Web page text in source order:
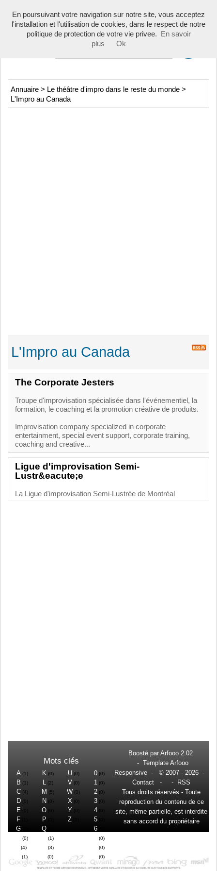
Toggle
Annuaire > Le théâtre d'impro dans le reste du monde >
L'Impro au Canada
L'Impro au Canada
The Corporate Jesters
Troupe d'improvisation spécialisée dans l'événementiel, la
formation, le coaching et la promotion créative de produits.
Improvisation company specialized in corporate
entertainment, special event support, corporate training,
coaching and creative...
Ligue d'improvisation Semi-
Lustr&eacute;e
La Ligue d'improvisation Semi-Lustrée de Montréal
Mots clés
A (1)
B (1)
C(4)
D(0)
E
F
G
(0)
(4)
(1)
K (0)
L (2)
M (5)
N (0)
O
P
Q
(1)
(3)
(0)
U(0)
V (0)
W (0)
X (0)
Y
Z
0(0)
1 (0)
2(0)
3(0)
4(0)
5(0)
6(0)
(0)
(0)
(0)
Boosté par Arfooo 2.02
- Template Arfooo
Responsive - © 2007 - 2026 -
Contact - -
RSS
Tous droits réservés - Toute
reproduction du contenu de ce
site, même partielle, est interdite
sans accord du propriétaire
En poursuivant votre navigation sur notre site, vous acceptez
l'installation et l'utilisation de cookies, dans le respect de notre
politique de protection de votre vie privee.
En savoir
plus
Ok